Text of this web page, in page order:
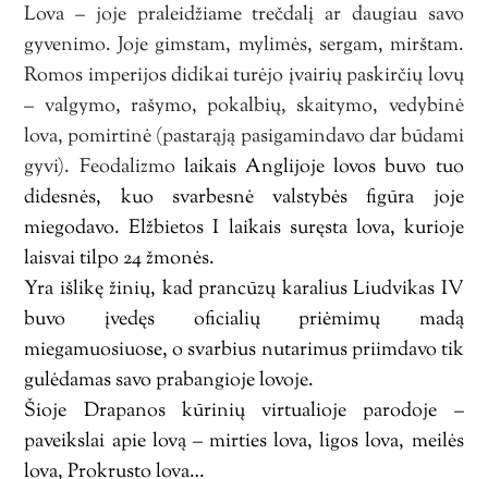
Lova – joje praleidžiame trečdalį ar daugiau savo
gyvenimo. Joje gimstam, mylimės, sergam, mirštam.
Romos imperijos didikai turėjo įvairių paskirčių lovų
– valgymo, rašymo, pokalbių, skaitymo, vedybinė
lova, pomirtinė (pastarąją pasigamindavo dar būdami
gyvi). Feodalizmo laikais Anglijoje lovos buvo tuo
didesnės, kuo svarbesnė valstybės figūra joje
miegodavo. Elžbietos I laikais suręsta lova, kurioje
laisvai tilpo 24 žmonės.
Yra išlikę žinių, kad prancūzų karalius Liudvikas IV
buvo įvedęs oficialių priėmimų madą
miegamuosiuose, o svarbius nutarimus priimdavo tik
gulėdamas savo prabangioje lovoje.
Šioje Drapanos kūrinių virtualioje parodoje –
paveikslai apie lovą – mirties lova, ligos lova, meilės
lova, Prokrusto lova…